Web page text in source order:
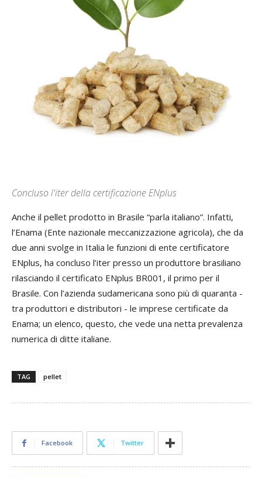
Concluso l'iter della certificazione ENplus
Anche il pellet prodotto in Brasile “parla italiano”. Infatti,
l’Enama (Ente nazionale meccanizzazione agricola), che da
due anni svolge in Italia le funzioni di ente certificatore
ENplus, ha concluso l’iter presso un produttore brasiliano
rilasciando il certificato ENplus BR001, il primo per il
Brasile. Con l’azienda sudamericana sono più di quaranta -
tra produttori e distributori - le imprese certificate da
Enama; un elenco, questo, che vede una netta prevalenza
numerica di ditte italiane.
TAG pellet
Facebook Twitter